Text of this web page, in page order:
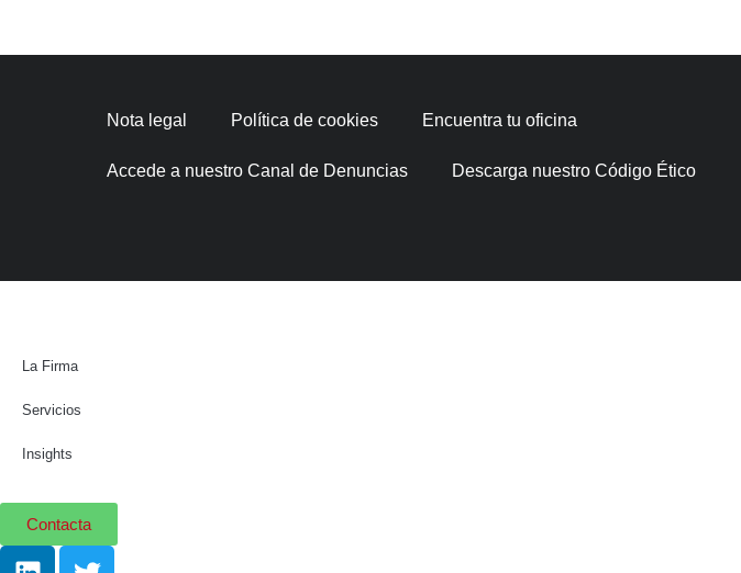
Nota legal Política de cookies Encuentra tu oficina
Accede a nuestro Canal de Denuncias Descarga nuestro Código Ético
La Firma
Servicios
Insights
Contacta